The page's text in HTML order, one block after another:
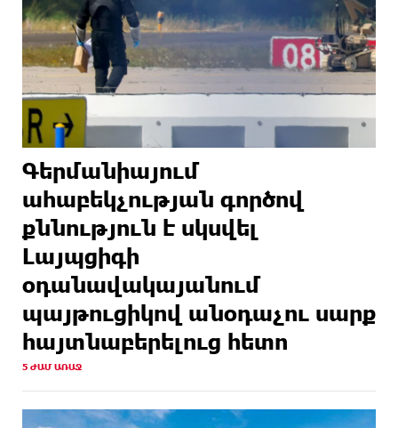
Գերմանիայում
ահաբեկչության գործով
քննություն է սկսվել
Լայպցիգի
օդանավակայանում
պայթուցիկով անօդաչու սարք
հայտնաբերելուց հետո
5 ԺԱՄ ԱՌԱՋ